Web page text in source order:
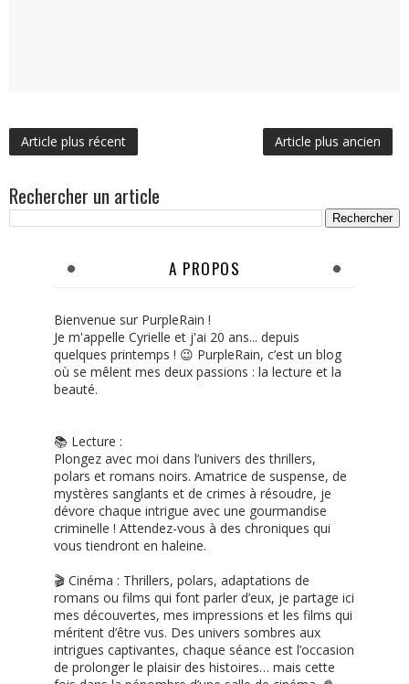
Article plus récent Article plus ancien
Rechercher un article
A PROPOS
Bienvenue sur PurpleRain !
Je m'appelle Cyrielle et j'ai 20 ans... depuis
quelques printemps ! 😉 PurpleRain, c’est un blog
où se mêlent mes deux passions : la lecture et la
beauté.
📚 Lecture :
Plongez avec moi dans l’univers des thrillers,
polars et romans noirs. Amatrice de suspense, de
mystères sanglants et de crimes à résoudre, je
dévore chaque intrigue avec une gourmandise
criminelle ! Attendez-vous à des chroniques qui
vous tiendront en haleine.
🎬 Cinéma : Thrillers, polars, adaptations de
romans ou films qui font parler d’eux, je partage ici
mes découvertes, mes impressions et les films qui
méritent d’être vus. Des univers sombres aux
intrigues captivantes, chaque séance est l’occasion
de prolonger le plaisir des histoires… mais cette